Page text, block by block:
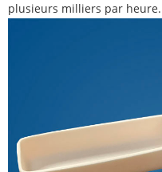
plusieurs milliers par heure.